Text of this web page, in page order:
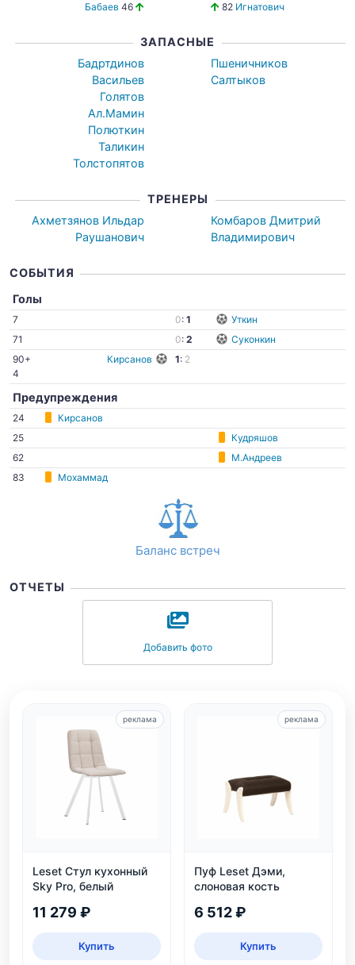
Бабаев 46 82 Игнатович
ЗАПАСНЫЕ
Бадртдинов
Васильев
Голятов
Ал.Мамин
Полюткин
Таликин
Толстопятов
Пшеничников
Салтыков
ТРЕНЕРЫ
Ахметзянов Ильдар
Раушанович
Комбаров Дмитрий
Владимирович
СОБЫТИЯ
Голы
7 0: 1
Уткин
71
0: 2
Суконкин
90+
4
Кирсанов 1: 2
Предупреждения
24
Кирсанов
25
Кудряшов
62
М.Андреев
83
Мохаммад
Баланс встреч
ОТЧЕТЫ
Добавить фото
Leset Стул кухонный
Sky Pro, белый
11 279 ₽
Купить
реклама
Пуф Leset Дэми,
слоновая кость
6 512 ₽
Купить
реклама